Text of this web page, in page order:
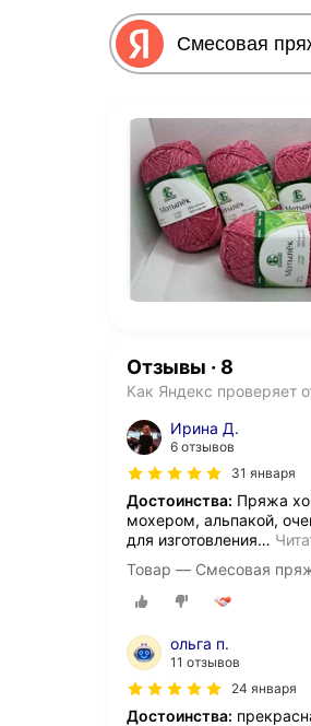
Отзывы · 8
Как Яндекс проверяет
Ирина Д.
6 отзывов
31 января
Достоинства: Пряжа
мохером, альпакой,
для изготовления…
Товар — Смесовая
ольга п.
11 отзывов
24 января
Достоинства: